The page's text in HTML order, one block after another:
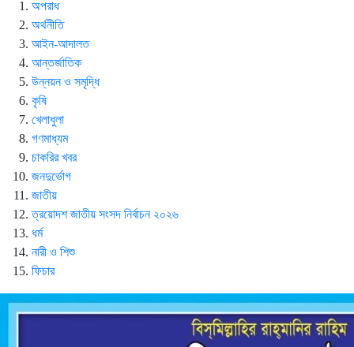
অপরাধ
অর্থনীতি
আইন-আদালত
আন্তর্জাতিক
উন্নয়ন ও সমৃদ্ধি
কৃষি
খেলাধুলা
গণমাধ্যম
চাকরির খবর
জনদুর্ভোগ
জাতীয়
ত্রয়োদশ জাতীয় সংসদ নির্বাচন ২০২৬
ধর্ম
নারী ও শিশু
ফিচার